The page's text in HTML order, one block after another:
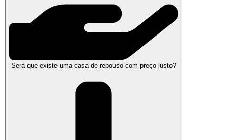
Será que existe uma casa de repouso com preço justo?